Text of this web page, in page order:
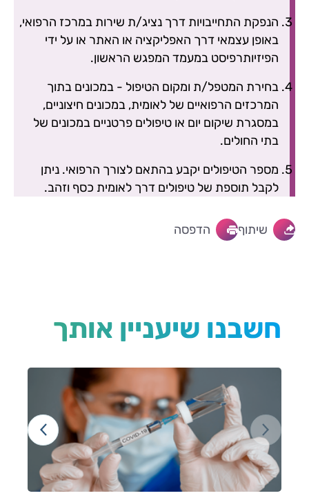
הנפקת התחייבויות דרך נציג/ת שירות במרכז הרפואי,
באופן עצמאי דרך האפליקציה או האתר או על ידי
הפיזיותרפיסט במעמד המפגש הראשון.
בחירת המטפל/ת ומקום הטיפול - במכונים בתוך
המרכזים הרפואיים של לאומית, במכונים חיצוניים,
במסגרת שיקום יום או טיפולים פרטניים במכונים של
בתי החולים.
מספר הטיפולים יקבע בהתאם לצורך הרפואי. ניתן
לקבל תוספת של טיפולים דרך לאומית כסף וזהב.
שיתוף הדפסה
חשבנו שיעניין אותך